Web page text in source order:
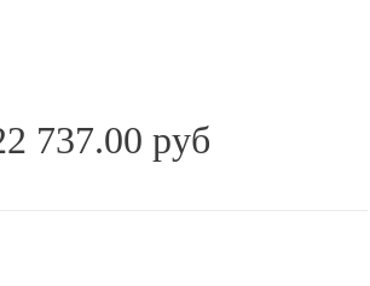
737.00 руб